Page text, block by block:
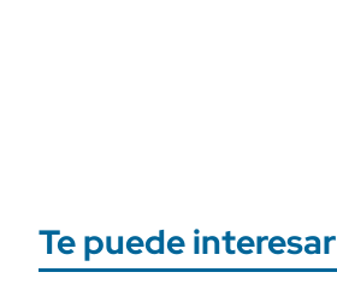
Te puede interesar